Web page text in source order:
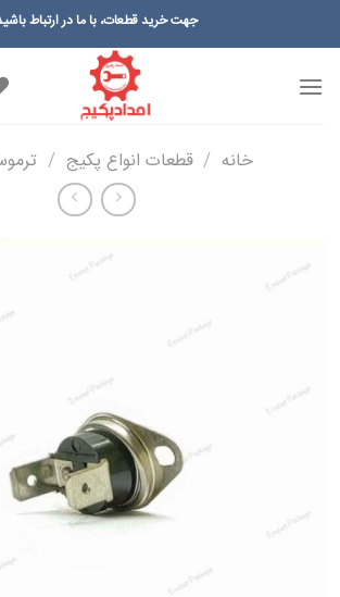
جهت خرید قطعات، با ما در ارتباط
خانه / قطعات انواع پکیج /